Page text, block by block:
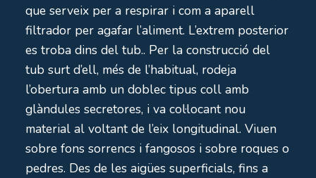
que serveix per a respirar i com a aparell
filtrador per agafar l’aliment. L’extrem posterior
es troba dins del tub.. Per la construcció del
tub surt d’ell, més de l’habitual, rodeja
l’obertura amb un doblec tipus coll amb
glàndules secretores, i va col·locant nou
material al voltant de l’eix longitudinal. Viuen
sobre fons sorrencs i fangosos i sobre roques o
pedres. Des de les aigües superficials, fins a